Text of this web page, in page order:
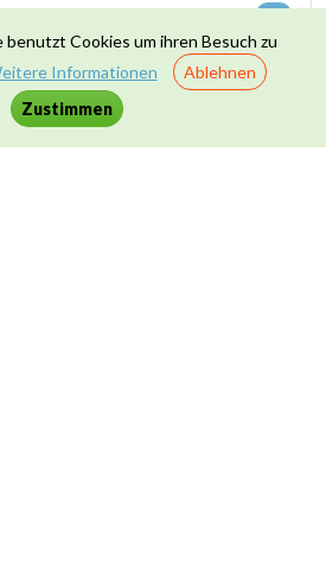
23
Cookies um ihren Besuch zu
Informationen
Ablehnen
Zustimmen